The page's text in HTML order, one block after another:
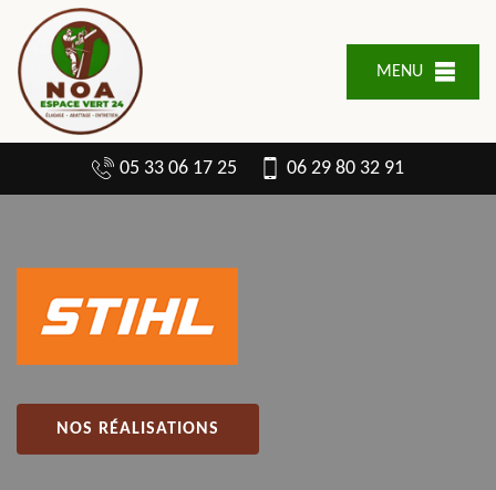
MENU
05 33 06 17 25 06 29 80 32 91
NOS RÉALISATIONS